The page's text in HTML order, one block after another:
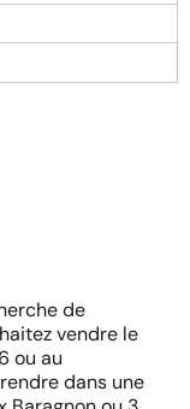
de
vendre le
ou au
dans une